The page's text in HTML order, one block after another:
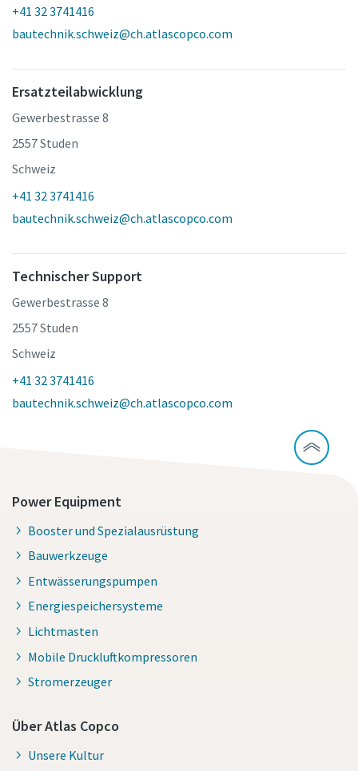
+41 32 3741416
bautechnik.schweiz@ch.atlascopco.com
Ersatzteilabwicklung
Gewerbestrasse 8
2557 Studen
Schweiz
+41 32 3741416
bautechnik.schweiz@ch.atlascopco.com
Technischer Support
Gewerbestrasse 8
2557 Studen
Schweiz
+41 32 3741416
bautechnik.schweiz@ch.atlascopco.com
Power Equipment
Booster und Spezialausrüstung
Bauwerkzeuge
Entwässerungspumpen
Energiespeichersysteme
Lichtmasten
Mobile Druckluftkompressoren
Stromerzeuger
Über Atlas Copco
Unsere Kultur